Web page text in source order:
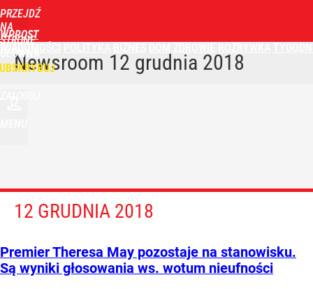
PRZEJDŹ
NA
STRONĘ
GŁÓWNĄ
WPROST
Newsroom 12 grudnia 2018
12 GRUDNIA 2018
Premier Theresa May pozostaje na stanowisku.
Są wyniki głosowania ws. wotum nieufności